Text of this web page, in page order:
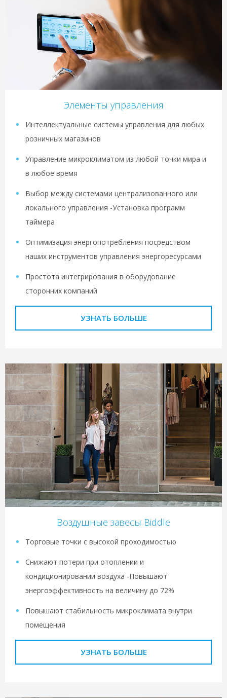
Элементы управления
Интеллектуальные системы управления для любых
розничных магазинов
Управление микроклиматом из любой точки мира и
в любое время
Выбор между системами централизованного или
локального управления -Установка программ
таймера
Оптимизация энергопотребления посредством
наших инструментов управления энергоресурсами
Простота интегрирования в оборудование
сторонних компаний
УЗНАТЬ БОЛЬШЕ
Воздушные завесы Biddle
Торговые точки с высокой проходимостью
Снижают потери при отоплении и
кондиционировании воздуха -Повышают
энергоэффективность на величину до 72%
Повышают стабильность микроклимата внутри
помещения
УЗНАТЬ БОЛЬШЕ